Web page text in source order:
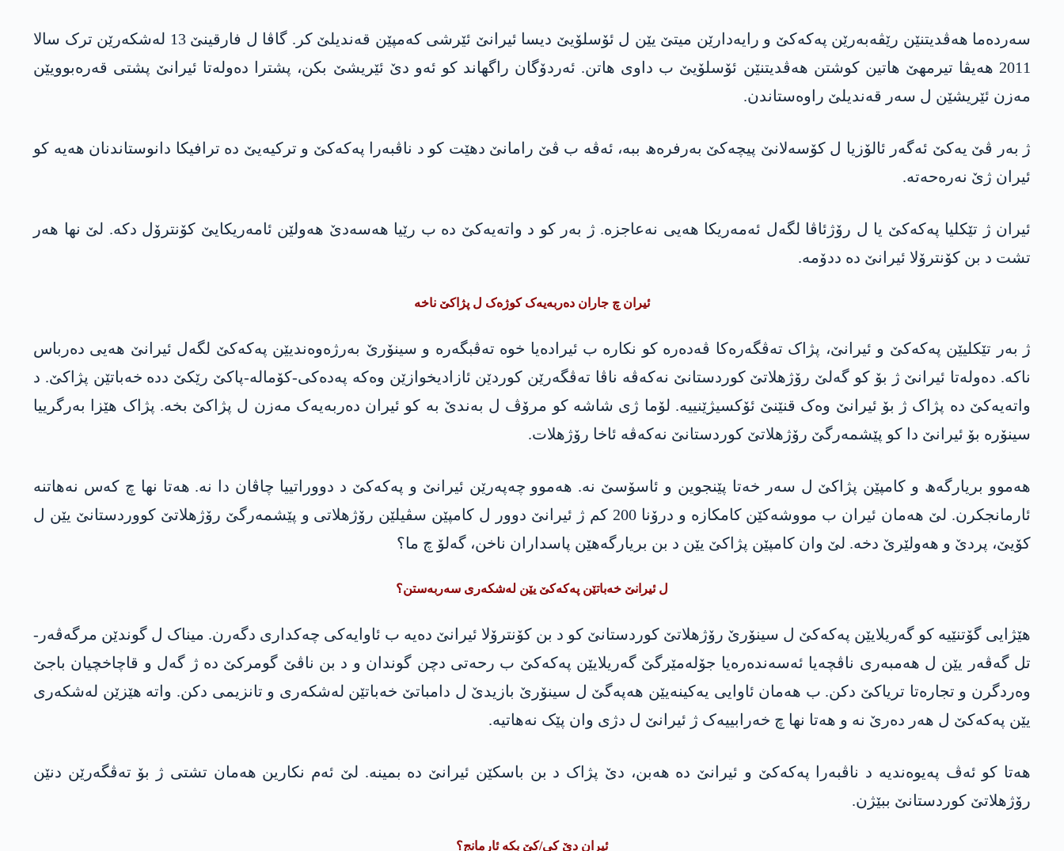
سەردەما ھەڤدیتنێن رێڤەبەرێن پەکەکێ و رایەدارێن میتێ یێن ل ئۆسلۆیێ دیسا ئیرانێ ئێرشی کەمپێن قەندیلێ کر. گاڤا ل فارقینێ 13 لەشکەرێن ترک سالا
2011 ھەیڤا تیرمھێ ھاتین کوشتن ھەڤدیتنێن ئۆسلۆیێ ب داوی هاتن. ئەردۆگان راگھاند کو ئەو دێ ئێریشێ بکن، پشترا دەولەتا ئیرانێ پشتی قەرەبوویێن
مەزن ئێریشێن ل سەر قەندیلێ راوەستاندن.
ژ بەر ڤێ یەکێ ئەگەر ئالۆزیا ل کۆسەلانێ پیچەکێ بەرفرەھ ببە، ئەڤە ب ڤێ رامانێ دهێت کو د ناڤبەرا پەکەکێ و ترکیەیێ دە ترافیکا دانوستاندنان ھەیە کو
ئیران ژێ نەرەحەتە.
ئیران ژ تێکلیا پەکەکێ یا ل رۆژئاڤا لگەل ئەمەریکا ھەیی نەعاجزە. ژ بەر کو د واتەیەکێ دە ب رێیا ھەسەدێ ھەولێن ئامەریکایێ کۆنترۆل دکە. لێ نھا ھەر
تشت د بن کۆنترۆلا ئیرانێ دە ددۆمە.
ئیران چ جاران دەربەیەک کوژەک ل پژاکێ ناخە
ژ بەر تێکلیێن پەکەکێ و ئیرانێ، پژاک تەڤگەرەکا ڤەدەرە کو نکارە ب ئیرادەیا خوە تەڤبگەرە و سینۆرێ بەرژەوەندیێن پەکەکێ لگەل ئیرانێ ھەیی دەرباس
ناکە. دەولەتا ئیرانێ ژ بۆ کو گەلێ رۆژھلاتێ کوردستانێ نەکەڤە ناڤا تەڤگەرێن کوردێن ئازادیخوازێن وەکە پەدەکی-کۆمالە-پاکێ رێکێ ددە خەباتێن پژاکێ. د
واتەیەکێ دە پژاک ژ بۆ ئیرانێ وەک قنێنێ ئۆکسیژێنییە. لۆما ژی شاشە کو مرۆڤ ل بەندێ بە کو ئیران دەربەیەک مەزن ل پژاکێ بخە. پژاک ھێزا بەرگرییا
سینۆرە بۆ ئیرانێ دا کو پێشمەرگێ رۆژھلاتێ کوردستانێ نەکەڤە ئاخا رۆژھلات.
ھەموو بریارگەھ و کامپێن پژاکێ ل سەر خەتا پێنجوین و ئاسۆسێ نە. ھەموو چەپەرێن ئیرانێ و پەکەکێ د دووراتییا چاڤان دا نە. ھەتا نھا چ کەس نەھاتنە
ئارمانجکرن. لێ ھەمان ئیران ب مووشەکێن کامکازە و درۆنا 200 کم ژ ئیرانێ دوور ل کامپێن سڤیلێن رۆژھلاتی و پێشمەرگێ رۆژھلاتێ کووردستانێ یێن ل
کۆیێ، پردێ و ھەولێرێ دخە. لێ وان کامپێن پژاکێ یێن د بن بریارگەهێن پاسداران ناخن، گەلۆ چ ما؟
ل ئیرانێ خەباتێن پەکەکێ یێن لەشکەری سەربەستن؟
ھێژایی گۆتنێیە کو گەریلایێن پەکەکێ ل سینۆرێ رۆژھلاتێ کوردستانێ کو د بن کۆنترۆلا ئیرانێ دەیە ب ئاوایەکی چەکداری دگەرن. میناک ل گوندێن مرگەڤەر-
تل گەڤەر یێن ل ھەمبەری ناڤچەیا ئەسەندەرەیا جۆلەمێرگێ گەریلایێن پەکەکێ ب رحەتی دچن گوندان و د بن ناڤێ گومرکێ دە ژ گەل و قاچاخچیان باجێ
وەردگرن و تجارەتا تریاکێ دکن. ب ھەمان ئاوایی یەکینەیێن ھەپەگێ ل سینۆرێ بازیدێ ل دامباتێ خەباتێن لەشکەری و تانزیمی دکن. واتە ھێزێن لەشکەری
یێن پەکەکێ ل ھەر دەرێ نە و ھەتا نھا چ خەرابییەک ژ ئیرانێ ل دژی وان پێک نەھاتیە.
ھەتا کو ئەڤ پەیوەندیە د ناڤبەرا پەکەکێ و ئیرانێ دە ھەبن، دێ پژاک د بن باسکێن ئیرانێ دە بمینە. لێ ئەم نکارین ھەمان تشتی ژ بۆ تەڤگەرێن دنێن
رۆژھلاتێ کوردستانێ ببێژن.
ئیران دێ کی/کێ بکە ئارمانج؟